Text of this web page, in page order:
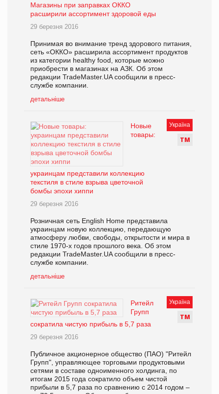
Магазины при заправках ОККО
расширили ассортимент здоровой еды
29 березня 2016
Принимая во внимание тренд здорового питания,
сеть «ОККО» расширила ассортимент продуктов
из категории healthy food, которые можно
приобрести в магазинах на АЗК. Об этом
редакции TradeMaster.UA сообщили в пресс-
службе компании.
детальніше
Україна
ТМ
Новые
товары:
украинцам представили коллекцию
текстиля в стиле взрыва цветочной
бомбы эпохи хиппи
29 березня 2016
Розничная сеть English Home представила
украинцам новую коллекцию, передающую
атмосферу любви, свободы, открытости и мира в
стиле 1970-х годов прошлого века. Об этом
редакции TradeMaster.UA сообщили в пресс-
службе компании.
детальніше
Україна
ТМ
Ритейл
Групп
сократила чистую прибыль в 5,7 раза
29 березня 2016
Публичное акционерное общество (ПАО) "Ритейл
Групп", управляющее торговыми продуктовыми
сетями в составе одноименного холдинга, по
итогам 2015 года сократило объем чистой
прибыли в 5,7 раза по сравнению с 2014 годом –